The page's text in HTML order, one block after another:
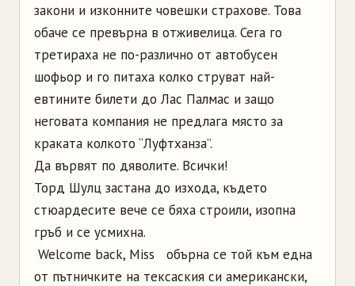
закони и изконните човешки страхове. Това
обаче се превърна в отживелица. Сега го
третираха не по-различно от автобусен
шофьор и го питаха колко струват най-
евтините билети до Лас Палмас и защо
неговата компания не предлага място за
краката колкото “Луфтханза”.
Да вървят по дяволите. Всички!
Торд Шулц застана до изхода, където
стюардесите вече се бяха строили, изопна
гръб и се усмихна.
­ Welcome back, Miss ­ обърна се той към една
от пътничките на тексаския си американски,